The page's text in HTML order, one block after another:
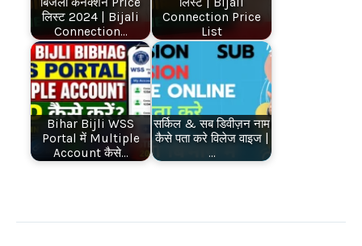
लिस्ट 2024 | Bijali
Connection…
Connection Price
List
Bihar Bijli WSS
Portal में Multiple
Account कैसे…
सर्किल & सब डिवीज़न नाम
कैसे पता करे विलेज वाइज |
…